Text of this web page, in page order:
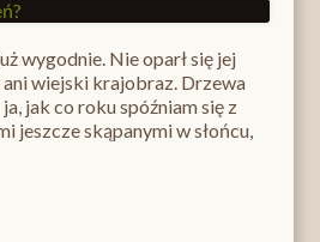
wygodnie. Nie oparł się jej
ani wiejski krajobraz. Drzewa
jak co roku spóźniam się z
jeszcze skąpanymi w słońcu,